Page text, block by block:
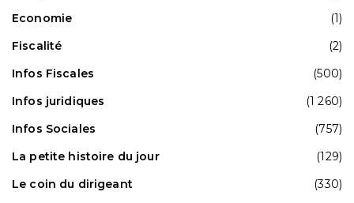
Economie
(1)
Fiscalité
(2)
Infos Fiscales
(500)
Infos juridiques
(1 260)
Infos Sociales
(757)
La petite histoire du jour
(129)
Le coin du dirigeant
(330)